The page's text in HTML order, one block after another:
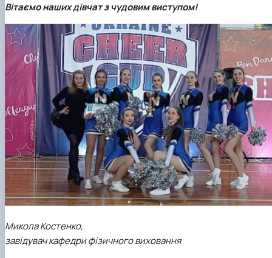
Вітаємо наших дівчат з чудовим виступом!
Микола Костенко,
завідувач кафедри фізичного виховання